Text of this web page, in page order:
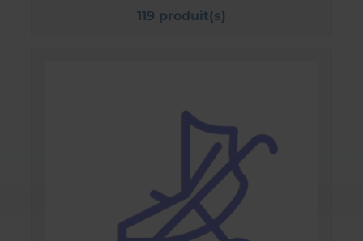
119 produit(s)